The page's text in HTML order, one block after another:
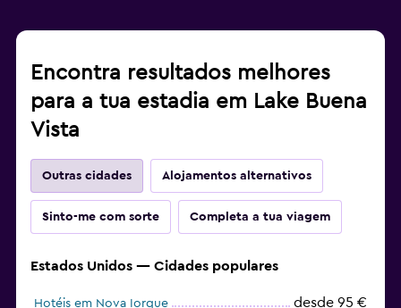
Encontra resultados melhores
para a tua estadia em Lake Buena
Vista
Outras cidades Alojamentos alternativos
Sinto-me com sorte Completa a tua viagem
Estados Unidos — Cidades populares
Hotéis em Nova Iorque desde 95 €